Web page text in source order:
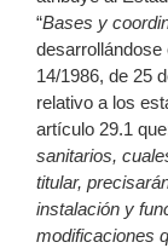
“Bases y
14/1986, de 25
relativo a los
artículo 29.1
sanitarios,
titular,
instalación y
modificaciones